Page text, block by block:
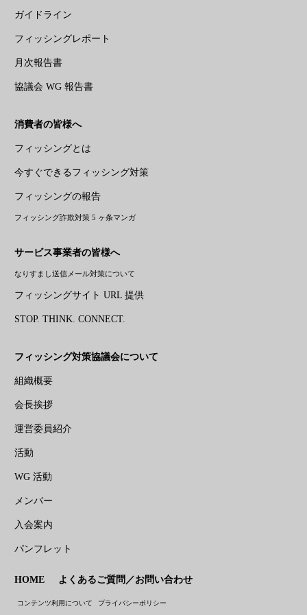
ガイドライン
フィッシングレポート
月次報告書
協議会 WG 報告書
消費者の皆様へ
フィッシングとは
今すぐできるフィッシング対策
フィッシングの報告
フィッシング詐欺対策 5 ヶ条マンガ
サービス事業者の皆様へ
なりすまし送信メール対策について
フィッシングサイト URL 提供
STOP. THINK. CONNECT.
フィッシング対策協議会について
組織概要
会長挨拶
運営委員紹介
活動
WG 活動
メンバー
入会案内
パンフレット
HOME よくあるご質問／お問い合わせ
コンテンツ利用について プライバシーポリシー